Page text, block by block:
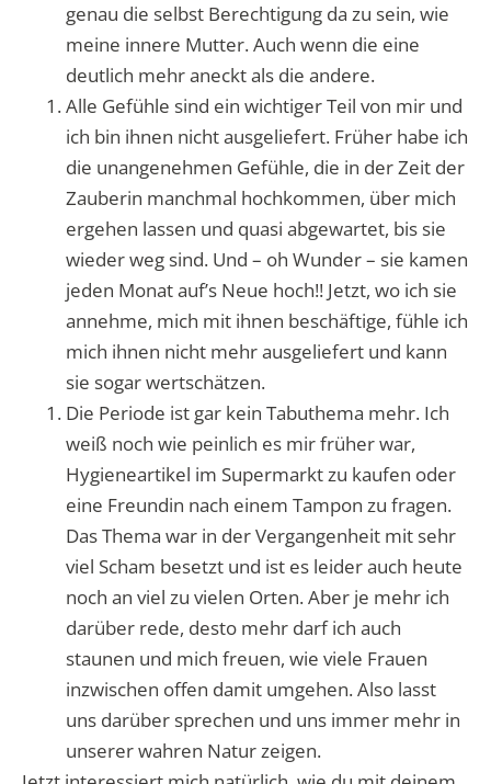
genau die selbst Berechtigung da zu sein, wie
meine innere Mutter. Auch wenn die eine
deutlich mehr aneckt als die andere.
Alle Gefühle sind ein wichtiger Teil von mir und
ich bin ihnen nicht ausgeliefert. Früher habe ich
die unangenehmen Gefühle, die in der Zeit der
Zauberin manchmal hochkommen, über mich
ergehen lassen und quasi abgewartet, bis sie
wieder weg sind. Und – oh Wunder – sie kamen
jeden Monat auf’s Neue hoch!! Jetzt, wo ich sie
annehme, mich mit ihnen beschäftige, fühle ich
mich ihnen nicht mehr ausgeliefert und kann
sie sogar wertschätzen.
Die Periode ist gar kein Tabuthema mehr. Ich
weiß noch wie peinlich es mir früher war,
Hygieneartikel im Supermarkt zu kaufen oder
eine Freundin nach einem Tampon zu fragen.
Das Thema war in der Vergangenheit mit sehr
viel Scham besetzt und ist es leider auch heute
noch an viel zu vielen Orten. Aber je mehr ich
darüber rede, desto mehr darf ich auch
staunen und mich freuen, wie viele Frauen
inzwischen offen damit umgehen. Also lasst
uns darüber sprechen und uns immer mehr in
unserer wahren Natur zeigen.